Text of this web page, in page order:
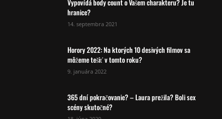
hranice?
14. septembra 2021
Horory 2022: Na ktorých 10 desivých filmov sa
môžeme tešiť v tomto roku?
9. januára 2022
365 dní pokračovanie? – Laura prežila? Boli sex
scény skutočné?